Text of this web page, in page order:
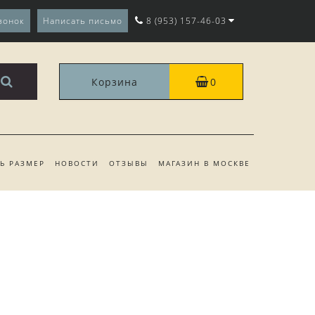
Написать письмо 8 (953) 157-46-03
Корзина 0
РАЗМЕР НОВОСТИ ОТЗЫВЫ МАГАЗИН В МОСКВЕ